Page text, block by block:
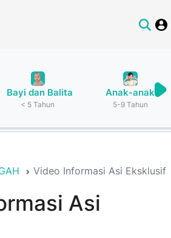
Bayi dan Balita
< 5 Tahun
Anak-anak
5-9 Tahun
Video Informasi Asi Eksklusif
Asi